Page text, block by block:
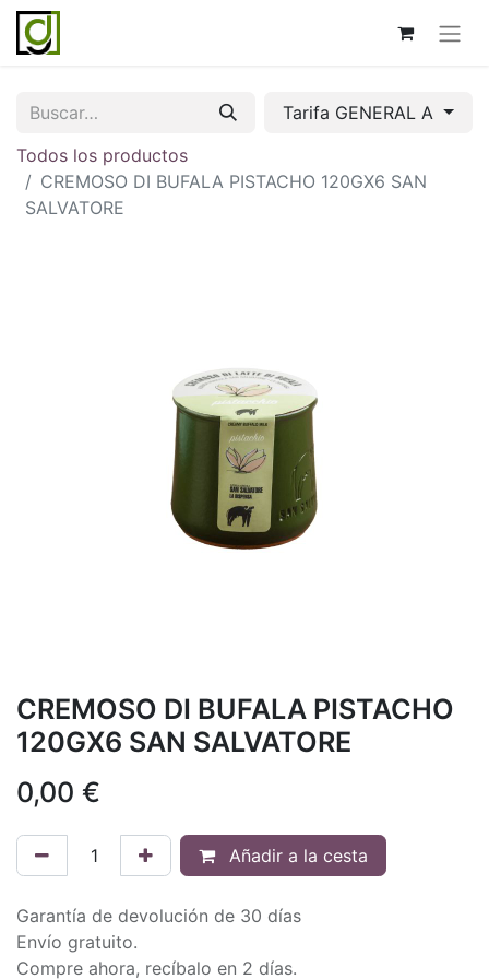
Tarifa GENERAL A
Todos los productos
CREMOSO DI BUFALA PISTACHO 120GX6 SAN
SALVATORE
CREMOSO DI BUFALA PISTACHO
120GX6 SAN SALVATORE
0,00 €
Añadir a la cesta
Garantía de devolución de 30 días
Envío gratuito.
Compre ahora, recíbalo en 2 días.